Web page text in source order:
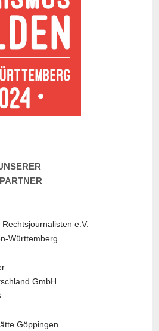
e.V.
Württemberg
GmbH
Göppingen